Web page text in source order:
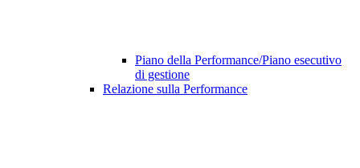
Piano della Performance/Piano esecutivo
di gestione
Relazione sulla Performance